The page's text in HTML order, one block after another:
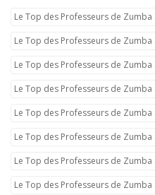
Le Top des Professeurs de Zumba
Le Top des Professeurs de Zumba
Le Top des Professeurs de Zumba
Le Top des Professeurs de Zumba
Le Top des Professeurs de Zumba
Le Top des Professeurs de Zumba
Le Top des Professeurs de Zumba
Le Top des Professeurs de Zumba